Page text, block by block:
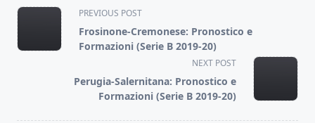
<span
class="nav-
subtitle
text">Page</span>
PREVIOUS POST
Frosinone-Cremonese: Pronostico e
Formazioni (Serie B 2019-20)
NEXT POST
Perugia-Salernitana: Pronostico e
Formazioni (Serie B 2019-20)